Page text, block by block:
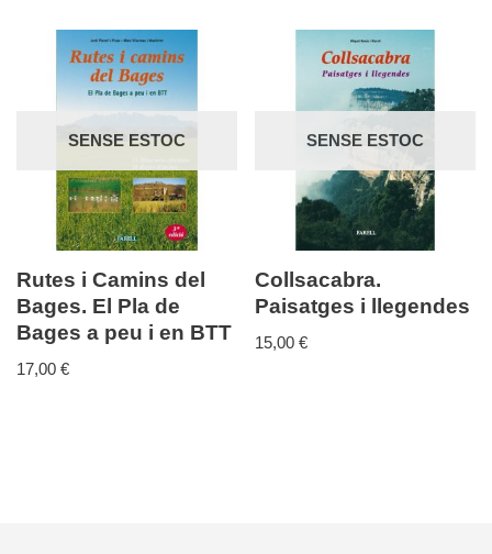
SENSE ESTOC
Rutes i Camins del
Bages. El Pla de
Bages a peu i en BTT
17,00 €
SENSE ESTOC
Collsacabra.
Paisatges i llegendes
15,00€